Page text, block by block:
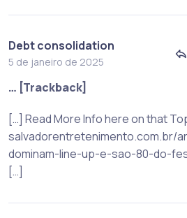
Debt consolidation
5 de janeiro de 2025
… [Trackback]
[…] Read More Info here on that
salvadorentretenimento.com.br/
dominam-line-up-e-sao-80-do-
[…]